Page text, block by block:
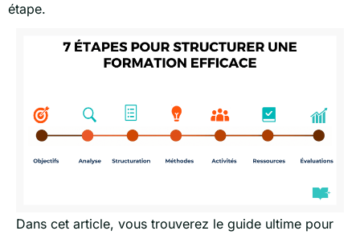
étape.
Dans cet article, vous trouverez le guide ultime pour